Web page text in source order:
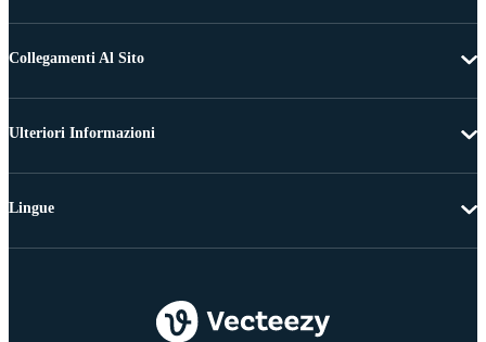
Collegamenti Al Sito
Ulteriori Informazioni
Lingue